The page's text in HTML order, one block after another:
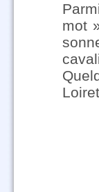
mot